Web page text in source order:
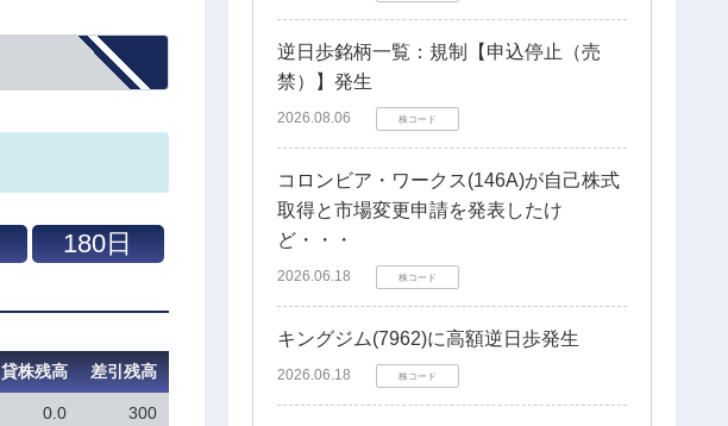
貸株残高 差引残高
0.0 300
逆日歩銘柄一覧：規制【申込停止（売
禁）】発生
2026.08.06 株コード
コロンビア・ワークス(146A)が自己株式
取得と市場変更申請を発表したけ
ど・・・
2026.06.18 株コード
キングジム(7962)に高額逆日歩発生
2026.06.18 株コード